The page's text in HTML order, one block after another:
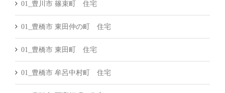
01_豊川市 篠束町 住宅
01_豊橋市 東田仲の町 住宅
01_豊橋市 東田町 住宅
01_豊橋市 牟呂中村町 住宅